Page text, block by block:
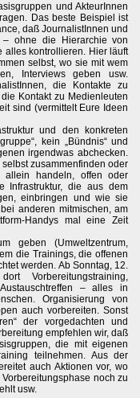
und AkteurInnen
Das beste Beispiel ist
daß JournalistInnen und
– ohne die Hierarchie von
alles kontrollieren. Hier läuft
selbst, wo sie mit wem
Interviews geben usw.
die Kontakte zu
Kontakt zu Medienleuten
sind (vermittelt Eure Ideen
und den konkreten
kein „Bündnis“ und
irgendwas abchecken.
zusammenfinden oder
allein handeln, offen oder
Infrastruktur, die aus dem
einbringen und wie sie
anderen mitmischen, am
Handys mal eine Zeit
geben (Umweltzentrum,
die Trainings, die offenen
werden. Ab Sonntag, 12.
Vorbereitungstraining,
– alles in
Organisierung von
auch vorbereiten. Sonst
der vorgedachten und
empfehlen wir, daß
die mit eigenen
teilnehmen. Aus der
auch Aktionen vor, wo
noch zu
usw.